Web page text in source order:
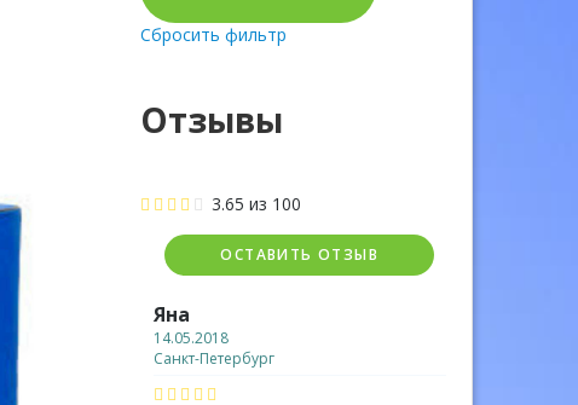
Сбросить фильтр
Отзывы
3.65 из 100
ОСТАВИТЬ ОТЗЫВ
Яна
14.05.2018
Санкт-Петербург